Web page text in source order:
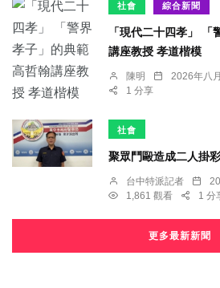
社會 綜合新聞
「現代二十四孝」
講座教授 孝道楷模
陳明 2026年八
1 分享
社會
聚眾鬥毆造成二人掛
台中特派記者
1,861 觀看
1 分
更多最新新聞